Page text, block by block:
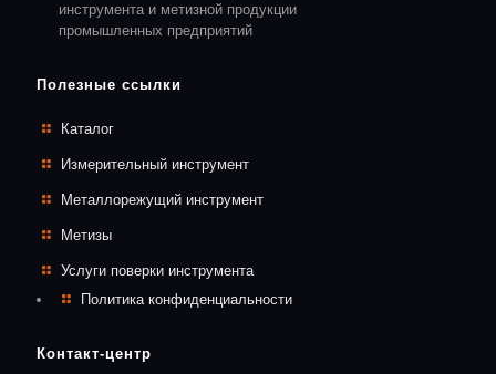
инструмента и метизной продукции
промышленных предприятий
Полезные ссылки
Каталог
Измерительный инструмент
Металлорежущий инструмент
Метизы
Услуги поверки инструмента
Политика конфиденциальности
Контакт-центр